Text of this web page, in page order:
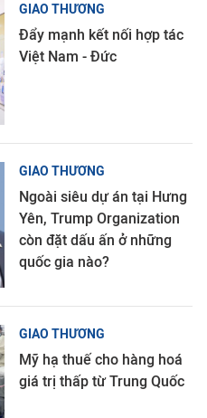
GIAO THƯƠNG
Đẩy mạnh kết nối hợp tác
Việt Nam - Đức
GIAO THƯƠNG
Ngoài siêu dự án tại Hưng
Yên, Trump Organization
còn đặt dấu ấn ở những
quốc gia nào?
GIAO THƯƠNG
Mỹ hạ thuế cho hàng hoá
giá trị thấp từ Trung Quốc